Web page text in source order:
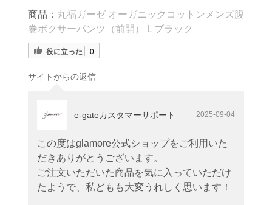
商品： 丸福ガーゼ オーガニックコットンメンズ腹
巻ボクサーパンツ（前開） L ブラック
役に立った 0
サイトからの返信
e-gateカスタマーサポート 2025-09-04
この度はglamore公式ショップをご利用いた
だきありがとうございます。
ご注文いただいた商品を気に入っていただけ
たようで、私どもも大変うれしく思います！